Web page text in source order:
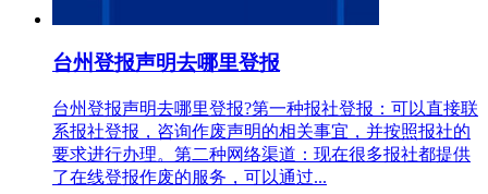
台州登报声明去哪里登报
台州登报声明去哪里登报?第一种报社登报：可以直接联
系报社登报，咨询作废声明的相关事宜，并按照报社的
要求进行办理。第二种网络渠道：现在很多报社都提供
了在线登报作废的服务，可以通过...